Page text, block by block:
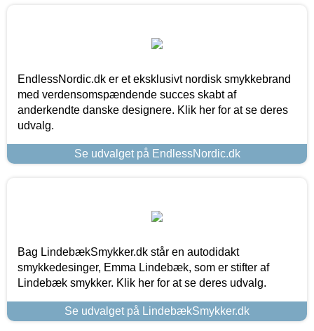
EndlessNordic.dk er et eksklusivt nordisk smykkebrand
med verdensomspændende succes skabt af
anderkendte danske designere. Klik her for at se deres
udvalg.
Se udvalget på EndlessNordic.dk
Bag LindebækSmykker.dk står en autodidakt
smykkedesinger, Emma Lindebæk, som er stifter af
Lindebæk smykker. Klik her for at se deres udvalg.
Se udvalget på LindebækSmykker.dk